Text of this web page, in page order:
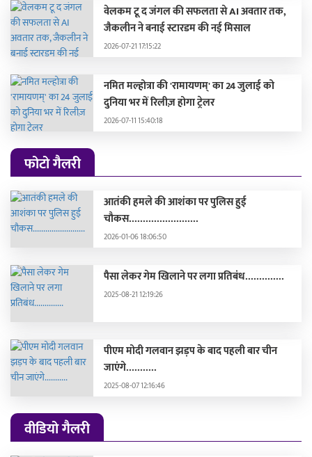
वेलकम टू द जंगल की सफलता से AI अवतार तक,
जैकलीन ने बनाई स्टारडम की नई मिसाल
2026-07-21 17:15:22
नमित मल्होत्रा की 'रामायणम्' का 24 जुलाई को
दुनिया भर में रिलीज़ होगा ट्रेलर
2026-07-11 15:40:18
फोटो गैलरी
आतंकी हमले की आशंका पर पुलिस हुई
चौकस.........................
2026-01-06 18:06:50
पैसा लेकर गेम खिलाने पर लगा प्रतिबंध..............
2025-08-21 12:19:26
पीएम मोदी गलवान झड़प के बाद पहली बार चीन
जाएंगे...........
2025-08-07 12:16:46
वीडियो गैलरी